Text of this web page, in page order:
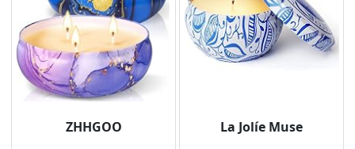
ZHHGOO
La Jolíe Muse